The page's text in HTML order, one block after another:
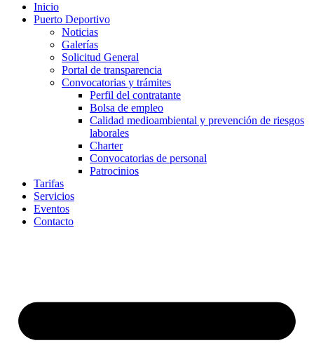
Inicio
Puerto Deportivo
Noticias
Galerías
Solicitud General
Portal de transparencia
Convocatorias y trámites
Perfil del contratante
Bolsa de empleo
Calidad medioambiental y prevención de riesgos
laborales
Charter
Convocatorias de personal
Patrocinios
Tarifas
Servicios
Eventos
Contacto